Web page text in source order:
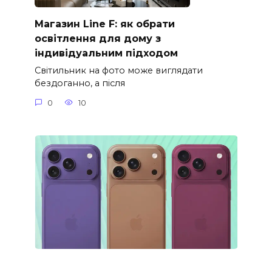
Магазин Line F: як обрати
освітлення для дому з
індивідуальним підходом
Світильник на фото може виглядати
бездоганно, а після
0 10